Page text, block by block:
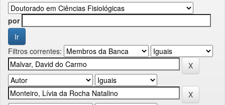
por
Filtros correntes: